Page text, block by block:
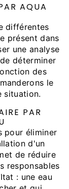
AQUA
différentes
présent dans
une analyse
déterminer
des
le
situation.
PAR
pour éliminer
d'un
de réduire
responsables
: une eau